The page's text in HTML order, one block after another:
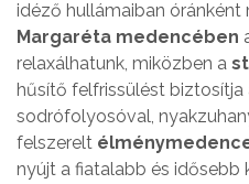
idéző hullámaiban
Margaréta medencében
relaxálhatunk, miközben a
hűsítő felfrissülést biztosítja
sodrófolyosóval,
felszerelt
nyújt a fiatalabb és idősebb